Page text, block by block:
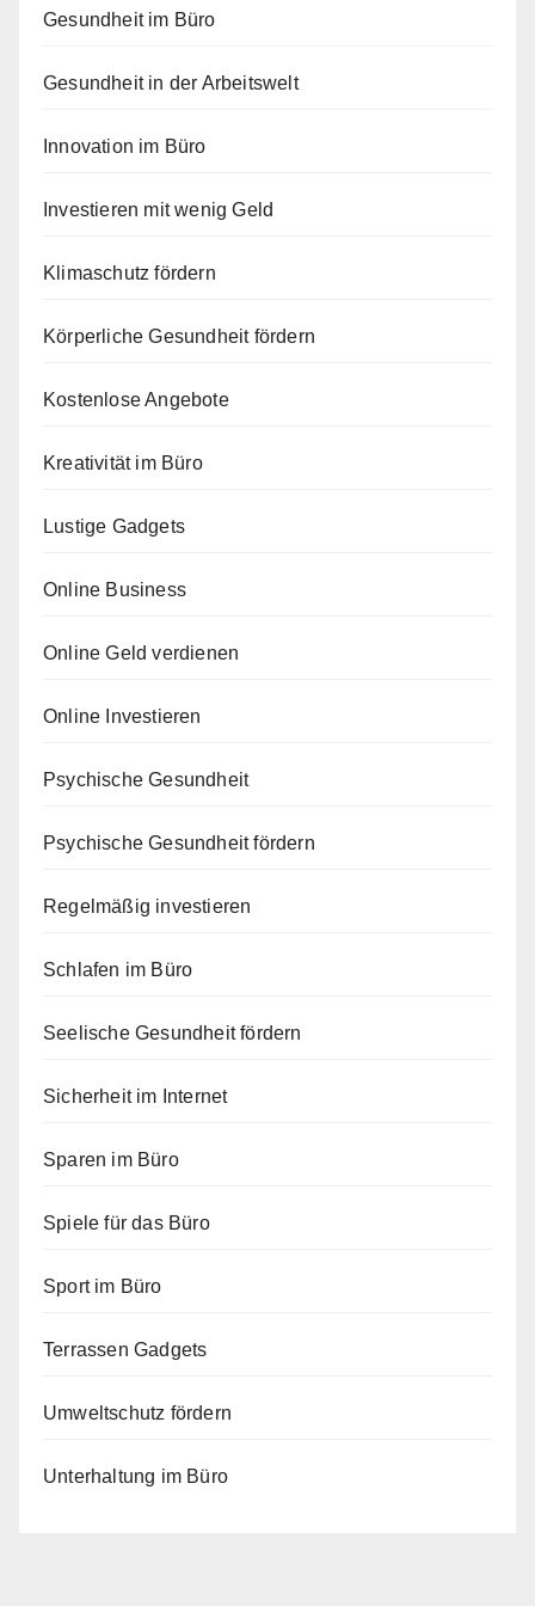
Gesundheit im Büro
Gesundheit in der Arbeitswelt
Innovation im Büro
Investieren mit wenig Geld
Klimaschutz fördern
Körperliche Gesundheit fördern
Kostenlose Angebote
Kreativität im Büro
Lustige Gadgets
Online Business
Online Geld verdienen
Online Investieren
Psychische Gesundheit
Psychische Gesundheit fördern
Regelmäßig investieren
Schlafen im Büro
Seelische Gesundheit fördern
Sicherheit im Internet
Sparen im Büro
Spiele für das Büro
Sport im Büro
Terrassen Gadgets
Umweltschutz fördern
Unterhaltung im Büro